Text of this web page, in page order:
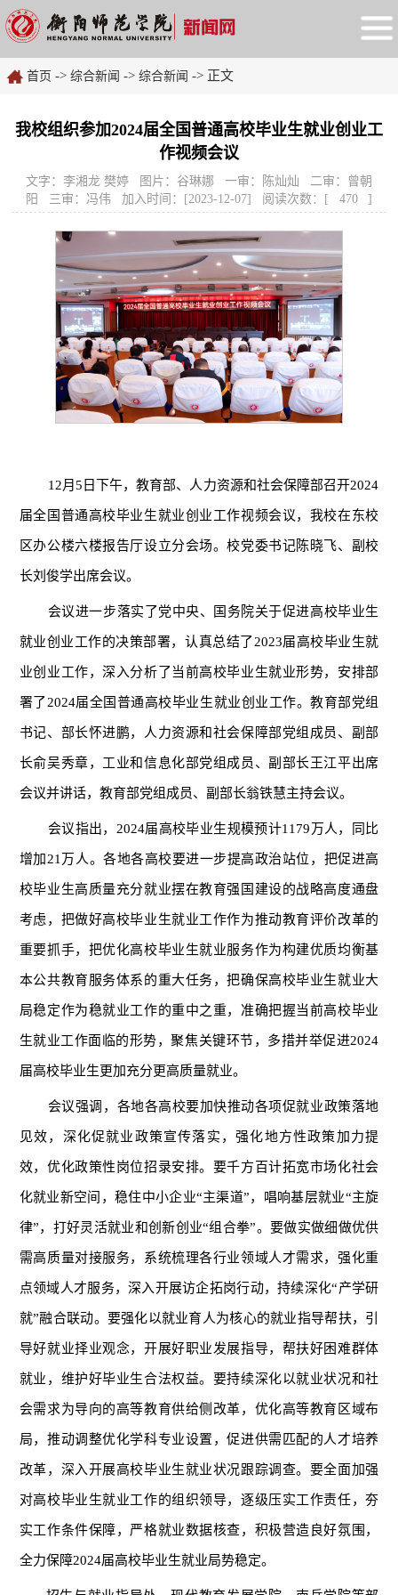
首页 -> 综合新闻 -> 综合新闻 -> 正文
我校组织参加2024届全国普通高校毕业生就业创业工
作视频会议
文字：李湘龙 樊婷 图片：谷琳娜 一审：陈灿灿 二审：曾朝
阳 三审：冯伟 加入时间：[2023-12-07] 阅读次数：[
470 ]
12月5日下午，教育部、人力资源和社会保障部召开2024
届全国普通高校毕业生就业创业工作视频会议，我校在东校
区办公楼六楼报告厅设立分会场。校党委书记陈晓飞、 副校
长刘俊学出席会议。
会议进一步落实 了党中央、国务院关于促进高校毕业生
就业创业工作的决策部署，认真总结了 2023届高校毕业生就
业创业工作，深入分析了 当前高校毕业生就业形势，安排部
署了 2024届全国普通高校毕业生就业创业工作。教育部党组
书记、部长怀进鹏，人力资源和社会保障部党组成员、副部
长俞吴秀章，工业和信息化部党组成员、副部长王江平出席
会议并讲话，教育部党组成员、副部长翁铁慧主持会议。
会议指出， 2024届高校毕业生规模预计1179万人，同比
增加21万人。各地各高校要进一步提高政治站位，把促进高
校毕业生高质量充分就业摆在教育强国建设的战略高度通盘
考虑，把做好高校毕业生就业工作作为推动教育评价改革的
重要抓手，把优化高校毕业生就业服务作为构建优质均衡基
本公共教育服务体系的重大任务，把确保高校毕业生就业大
局稳定作为稳就业工作的重中之重，准确把握当前高校毕业
生就业工作面临的形势，聚焦关键环节，多措并举促进2024
届高校毕业生更加充分更高质量就业。
会议强调， 各地各高校要加快推动各项促就业政策落地
见效，深化促就业政策宣传落实，强化地方性政策加力提
效，优化政策性岗位招录安排。要千方百计拓宽市场化社会
化就业新空间，稳住中小企业“主渠道”，唱响基层就业“主旋
律”，打好灵活就业和创新创业“组合拳”。要做实做细做优供
需高质量对接服务，系统梳理各行业领域人才需求，强化重
点领域人才服务，深入开展访企拓岗行动，持续深化“产学研
就”融合联动。要强化以就业育人为核心的就业指导帮扶，引
导好就业择业观念，开展好职业发展指导，帮扶好困难群体
就业，维护好毕业生合法权益。要持续深化以就业状况和社
会需求为导向的高等教育供给侧改革，优化高等教育区域布
局，推动调整优化学科专业设置，促进供需匹配的人才培养
改革，深入开展高校毕业生就业状况跟踪调查。要全面加强
对高校毕业生就业工作的组织领导，逐级压实工作责任，夯
实工作条件保障，严格就业数据核查，积极营造良好氛围，
全力保障2024届高校毕业生就业局势稳定。